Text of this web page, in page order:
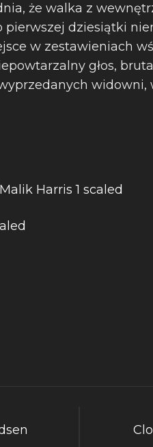
że walka z
pierwszej dziesiątki
w zestawieniach
głos,
widowni,